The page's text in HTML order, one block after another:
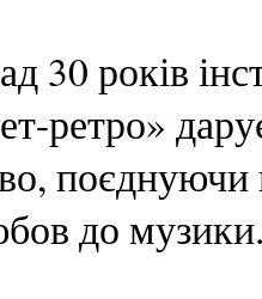
30 років
ретро»
поєднуючи
до